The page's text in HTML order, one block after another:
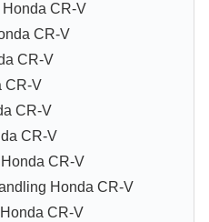
CR-V
CR-V
CR-V
CR-V
CR-V
CR-V
CR-V
Honda CR-V
CR-V